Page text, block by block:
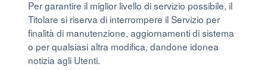
Per garantire il miglior livello di servizio possibile, il
Titolare si riserva di interrompere il Servizio per
finalità di manutenzione, aggiornamenti di sistema
o per qualsiasi altra modifica, dandone idonea
notizia agli Utenti.